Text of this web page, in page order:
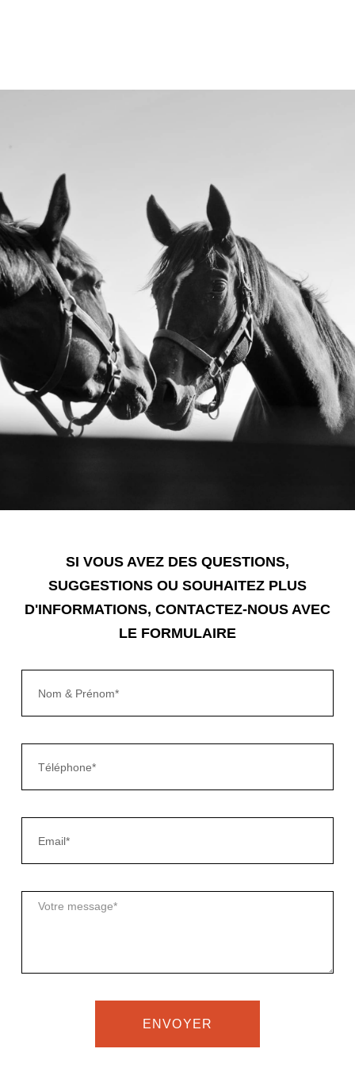
SI VOUS AVEZ DES QUESTIONS,
SUGGESTIONS OU SOUHAITEZ PLUS
D'INFORMATIONS, CONTACTEZ-NOUS AVEC
LE FORMULAIRE
ENVOYER